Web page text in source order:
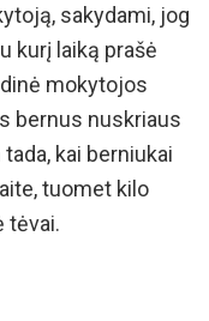
sakydami, jog
kurį laiką prašė
mokytojos
bernus nuskriaus
kai berniukai
tuomet kilo
tėvai.